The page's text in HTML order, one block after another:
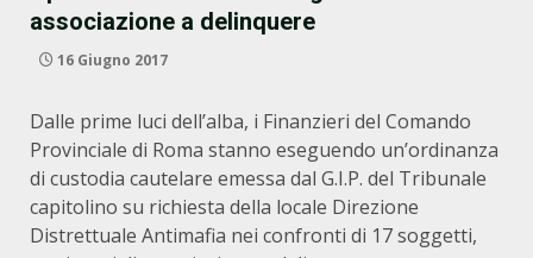
associazione a delinquere
16 Giugno 2017
Dalle prime luci dell’alba, i Finanzieri del Comando
Provinciale di Roma stanno eseguendo un’ordinanza
di custodia cautelare emessa dal G.I.P. del Tribunale
capitolino su richiesta della locale Direzione
Distrettuale Antimafia nei confronti di 17 soggetti,